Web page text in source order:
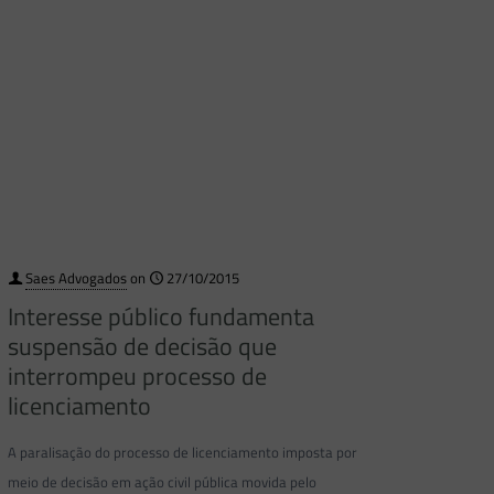
Saes Advogadoson 27/10/2015
Interesse público fundamenta
suspensão de decisão que
interrompeu processo de
licenciamento
A paralisação do processo de licenciamento imposta por
meio de decisão em ação civil pública movida pelo